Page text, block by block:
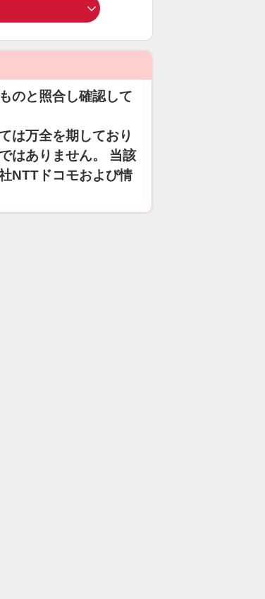
のと照合し確認して
は万全を期しており
はありません。 当該
NTTドコモおよび情